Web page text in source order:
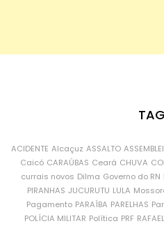
ACIDENTE Alcaçuz ASSALTO
Caicó CARAÚBAS Ceará CHUVA
currais novos Dilma Governo do RN
PIRANHAS JUCURUTU LULA
Pagamento PARAÍBA PARELHAS
POLÍCIA MILITAR Política PRF